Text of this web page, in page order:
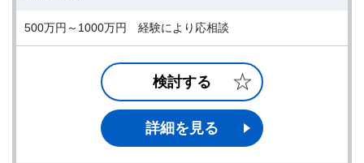
500万円～1000万円 経験により応相談
検討する
詳細を見る